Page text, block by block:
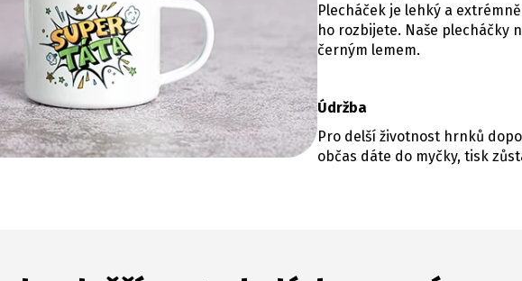
Plecháček je lehký a
ho rozbijete. Naše plecháčky
černým lemem.
Údržba
Pro delší životnost hrnků
občas dáte do myčky, tisk